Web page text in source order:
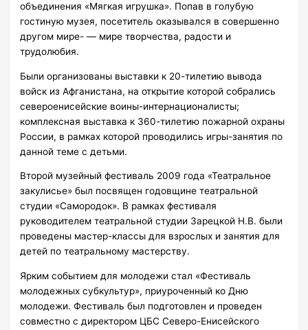
объединения «Мягкая игрушка». Попав в голубую
гостиную музея, посетитель оказывался в совершенно
другом мире- — мире творчества, радости и
трудолюбия.
Были организованы выставки к 20-тилетию вывода
войск из Афганистана, на открытие которой собрались
североенисейские воины-интернационалисты;
комплексная выставка к 360-тилетию пожарной охраны
России, в рамках которой проводились игры-занятия по
данной теме с детьми.
Второй музейный фестиваль 2009 года «Театральное
закулисье» был посвящен годовщине театральной
студии «Самородок». В рамках фестиваля
руководителем театральной студии Зарецкой Н.В. были
проведены мастер-классы для взрослых и занятия для
детей по театральному мастерству.
Ярким событием для молодежи стал «Фестиваль
молодежных субкультур», приуроченный ко Дню
молодежи. Фестиваль был подготовлен и проведен
совместно с директором ЦБС Северо-Енисейского